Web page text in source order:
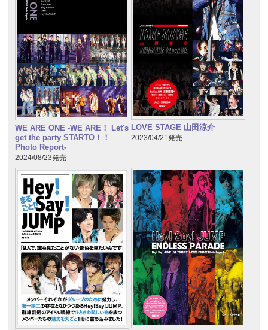
WE ARE ONE -WE ARE！ Let's
get the party STARTO！！
Photo Report-
2024/08/23発売
LOVE STAGE 山田涼介
2023/04/21発売